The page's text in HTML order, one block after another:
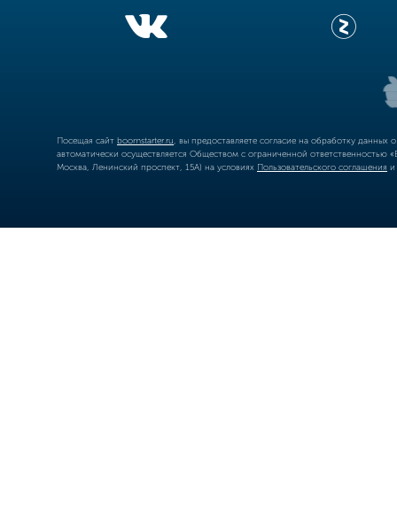
Посещая сайт boomstarter.ru , вы предоставляете согласие на обработку
автоматически осуществляется Обществом с ограниченной
Москва, Ленинский проспект, 15А) на условиях Пользовательского соглашения и